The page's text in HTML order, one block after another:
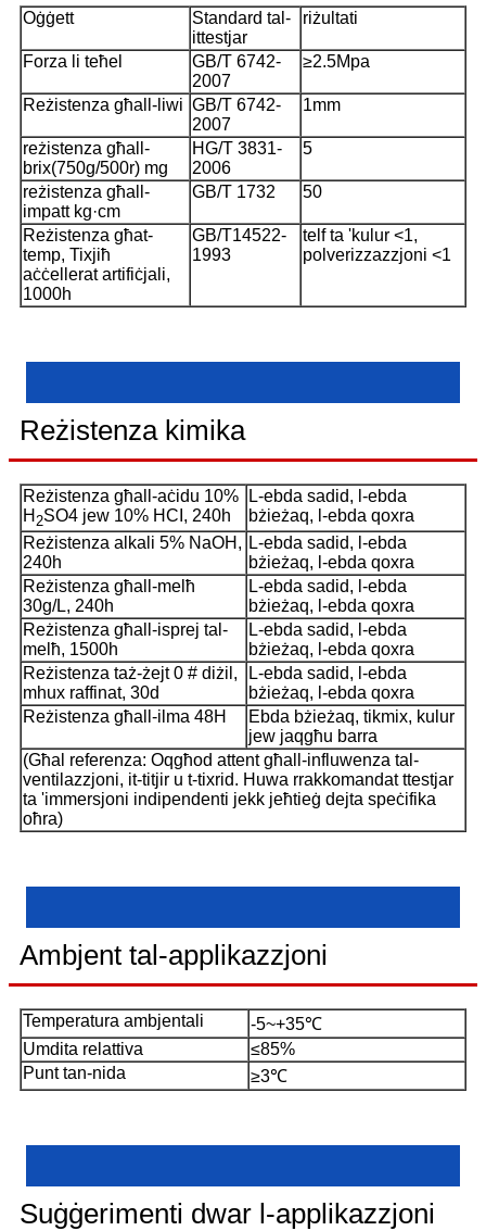
Oġġett
Standard tal-
ittestjar
riżultati
Forza li teħel
GB/T 6742-
2007
≥2.5Mpa
Reżistenza għall-liwi GB/T 6742-
2007
1mm
reżistenza għall-
brix(750g/500r) mg
HG/T 3831-
2006
5
reżistenza għall-
impatt kg·cm
GB/T 1732 50
Reżistenza għat-
temp, Tixjiħ
aċċellerat artifiċjali,
1000h
GB/T14522-
1993
telf ta 'kulur <1, ​​
polverizzazzjoni <1
Reżistenza kimika
Reżistenza għall-aċidu 10%
H 2SO4 jew 10% HCI, 240h
L-ebda sadid, l-ebda
bżieżaq, l-ebda qoxra
Reżistenza alkali 5% NaOH,
240h
L-ebda sadid, l-ebda
bżieżaq, l-ebda qoxra
Reżistenza għall-melħ
30g/L, 240h
L-ebda sadid, l-ebda
bżieżaq, l-ebda qoxra
Reżistenza għall-isprej tal-
melħ, 1500h
L-ebda sadid, l-ebda
bżieżaq, l-ebda qoxra
Reżistenza taż-żejt 0 # diżil,
mhux raffinat, 30d
L-ebda sadid, l-ebda
bżieżaq, l-ebda qoxra
Reżistenza għall-ilma 48H
Ebda bżieżaq, tikmix, kulur
jew jaqgħu barra
(Għal referenza: Oqgħod attent għall-influwenza tal-
ventilazzjoni, it-titjir u t-tixrid. Huwa rrakkomandat ttestjar
ta 'immersjoni indipendenti jekk jeħtieġ dejta speċifika
oħra)
Ambjent tal-applikazzjoni
Temperatura ambjentali
-5~+35℃
Umdita relattiva
≤85%
Punt tan-nida
≥3℃
Suġġerimenti dwar l-applikazzjoni